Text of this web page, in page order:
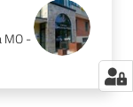
MO -